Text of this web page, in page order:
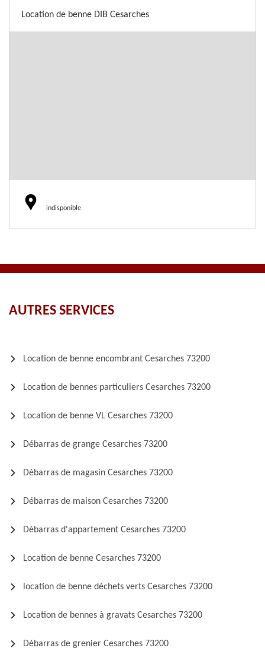
Location de benne DIB Cesarches
indisponible
AUTRES SERVICES
Location de benne encombrant Cesarches 73200
Location de bennes particuliers Cesarches 73200
Location de benne VL Cesarches 73200
Débarras de grange Cesarches 73200
Débarras de magasin Cesarches 73200
Débarras de maison Cesarches 73200
Débarras d'appartement Cesarches 73200
Location de benne Cesarches 73200
location de benne déchets verts Cesarches 73200
Location de bennes à gravats Cesarches 73200
Débarras de grenier Cesarches 73200